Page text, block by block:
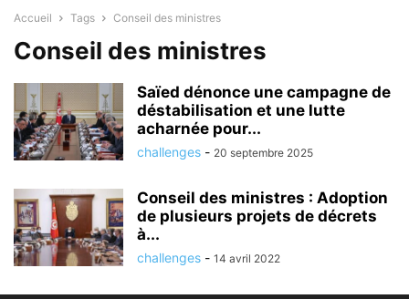
Accueil Tags Conseil des ministres
Conseil des ministres
Saïed dénonce une campagne de
déstabilisation et une lutte
acharnée pour...
challenges - 20 septembre 2025
Conseil des ministres : Adoption
de plusieurs projets de décrets
à...
challenges - 14 avril 2022